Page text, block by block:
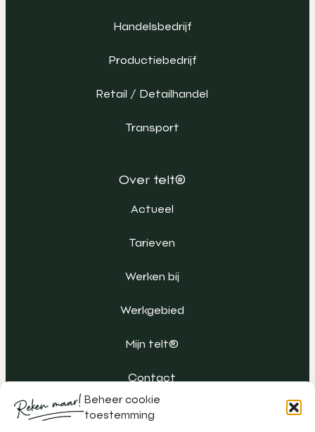
Beheer cookie
toestemming
Handelsbedrijf
Productiebedrijf
Retail / Detailhandel
Transport
Over telt®
Actueel
Tarieven
Werken bij
Werkgebied
Mijn telt®
Contact